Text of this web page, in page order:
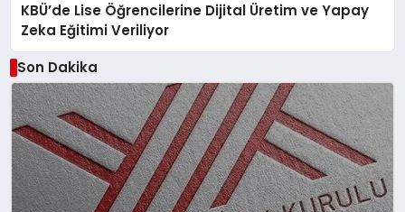
KBÜ’de Lise Öğrencilerine Dijital Üretim ve Yapay
Zeka Eğitimi Veriliyor
Son Dakika